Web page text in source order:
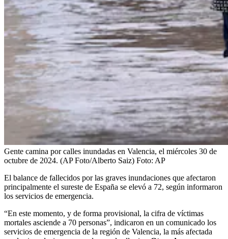
Gente camina por calles inundadas en Valencia, el miércoles 30 de
octubre de 2024. (AP Foto/Alberto Saiz) Foto: AP
El balance de fallecidos por las graves inundaciones que afectaron
principalmente el sureste de España se elevó a 72, según informaron
los servicios de emergencia.
“En este momento, y de forma provisional, la cifra de víctimas
mortales asciende a 70 personas”, indicaron en un comunicado los
servicios de emergencia de la región de Valencia, la más afectada